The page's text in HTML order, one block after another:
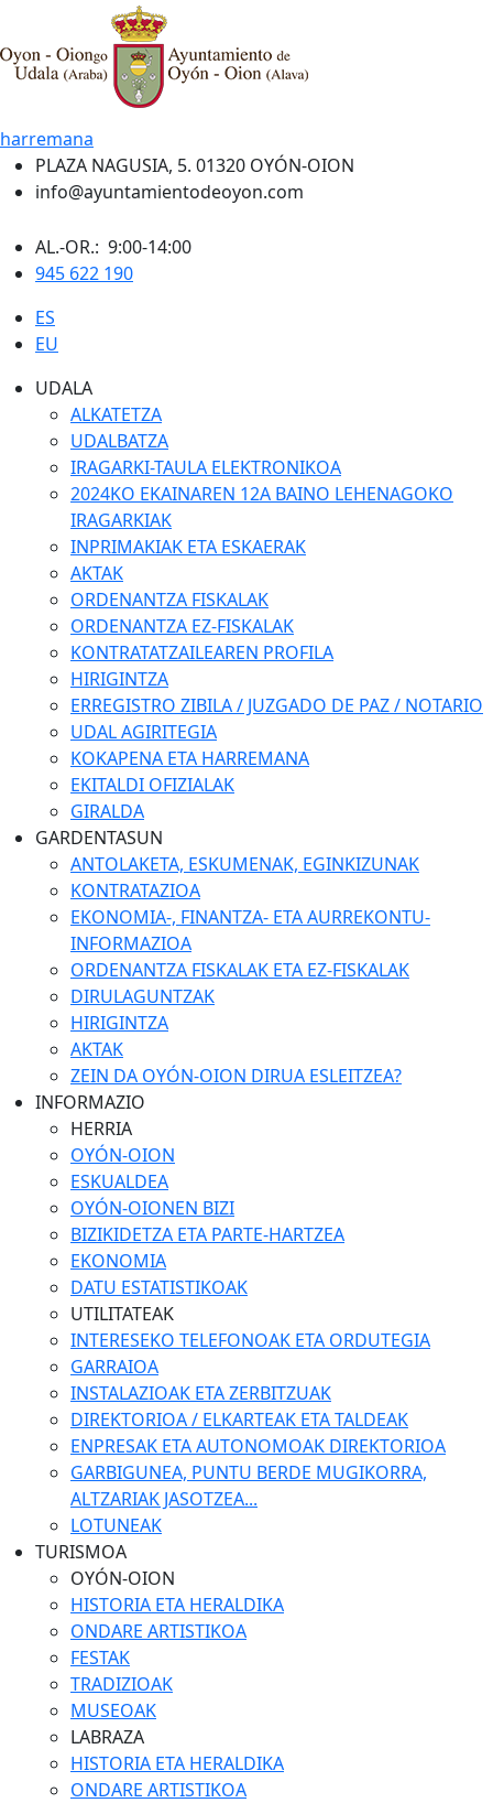
harremana
PLAZA NAGUSIA, 5. 01320 OYÓN-OION
info@ayuntamientodeoyon.com
AL.-OR.: 9:00-14:00
945 622 190
ES
EU
UDALA
ALKATETZA
UDALBATZA
IRAGARKI-TAULA ELEKTRONIKOA
2024KO EKAINAREN 12A BAINO LEHENAGOKO
IRAGARKIAK
INPRIMAKIAK ETA ESKAERAK
AKTAK
ORDENANTZA FISKALAK
ORDENANTZA EZ-FISKALAK
KONTRATATZAILEAREN PROFILA
HIRIGINTZA
ERREGISTRO ZIBILA / JUZGADO DE PAZ / NOTARIO
UDAL AGIRITEGIA
KOKAPENA ETA HARREMANA
EKITALDI OFIZIALAK
GIRALDA
GARDENTASUN
ANTOLAKETA, ESKUMENAK, EGINKIZUNAK
KONTRATAZIOA
EKONOMIA-, FINANTZA- ETA AURREKONTU-
INFORMAZIOA
ORDENANTZA FISKALAK ETA EZ-FISKALAK
DIRULAGUNTZAK
HIRIGINTZA
AKTAK
ZEIN DA OYÓN-OION DIRUA ESLEITZEA?
INFORMAZIO
HERRIA
OYÓN-OION
ESKUALDEA
OYÓN-OIONEN BIZI
BIZIKIDETZA ETA PARTE-HARTZEA
EKONOMIA
DATU ESTATISTIKOAK
UTILITATEAK
INTERESEKO TELEFONOAK ETA ORDUTEGIA
GARRAIOA
INSTALAZIOAK ETA ZERBITZUAK
DIREKTORIOA / ELKARTEAK ETA TALDEAK
ENPRESAK ETA AUTONOMOAK DIREKTORIOA
GARBIGUNEA, PUNTU BERDE MUGIKORRA,
ALTZARIAK JASOTZEA...
LOTUNEAK
TURISMOA
OYÓN-OION
HISTORIA ETA HERALDIKA
ONDARE ARTISTIKOA
FESTAK
TRADIZIOAK
MUSEOAK
LABRAZA
HISTORIA ETA HERALDIKA
ONDARE ARTISTIKOA